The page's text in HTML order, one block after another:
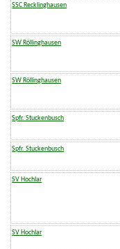
SSC Recklinghausen
SW Röllinghausen
SW Röllinghausen
Spfr. Stuckenbusch
Spfr. Stuckenbusch
SV Hochlar
SV Hochlar